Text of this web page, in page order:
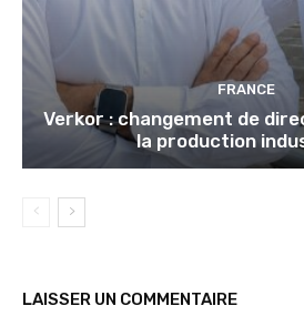
FRANCE
Verkor : changement de
la production
LAISSER UN COMMENTAIRE